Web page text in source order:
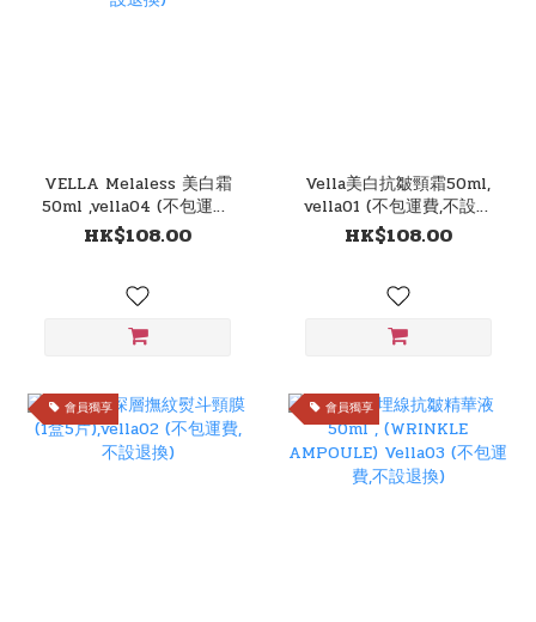
VELLA Melaless 美白霜
50ml ,vella04 (不包運費,
不設退換)
HK$108.00
Vella美白抗皺頸霜50ml,
vella01 (不包運費,不設退
換)
HK$108.00
會員獨享 會員獨享